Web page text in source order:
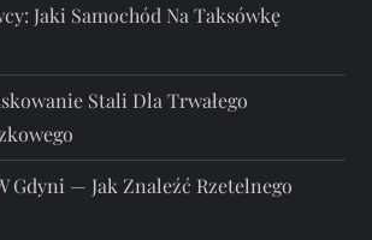
Jaki Samochód Na Taksówkę
Stali Dla Trwałego
Gdyni — Jak Znaleźć Rzetelnego